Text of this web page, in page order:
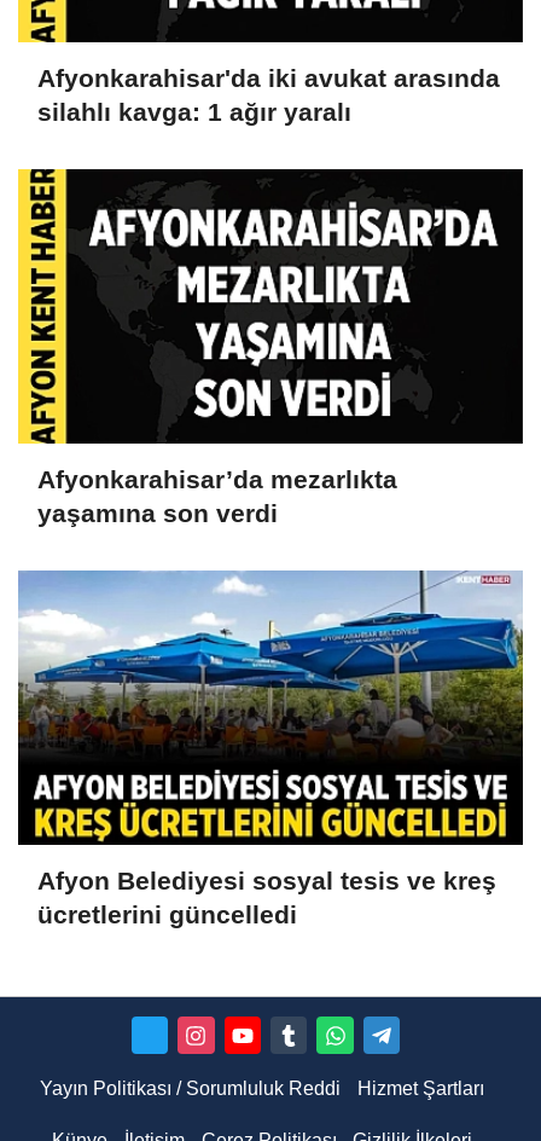
Afyonkarahisar'da iki avukat arasında
silahlı kavga: 1 ağır yaralı
Afyonkarahisar’da mezarlıkta
yaşamına son verdi
Afyon Belediyesi sosyal tesis ve kreş
ücretlerini güncelledi
Yayın Politikası / Sorumluluk Reddi Hizmet Şartları